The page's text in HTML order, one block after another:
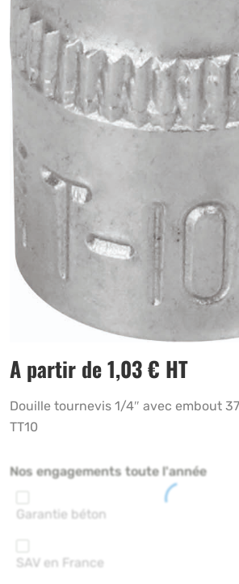
A partir de1,03€ HT
Douille tournevis 1/4″ avec embout
TT10
Nos engagements toute l'année
Garantie béton
SAV en France